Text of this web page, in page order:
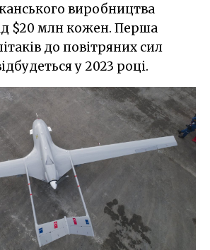
виробництва
$20 млнкожен. Перша
до повітряних сил
у 2023 році.